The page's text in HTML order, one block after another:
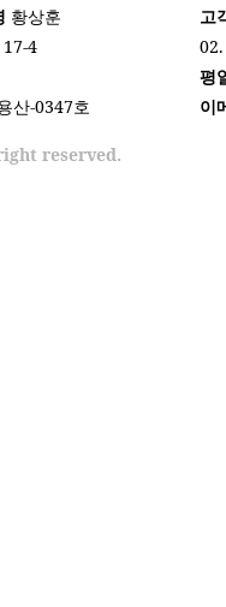
황상훈
4
산-0347호
reserved.
고
평
이